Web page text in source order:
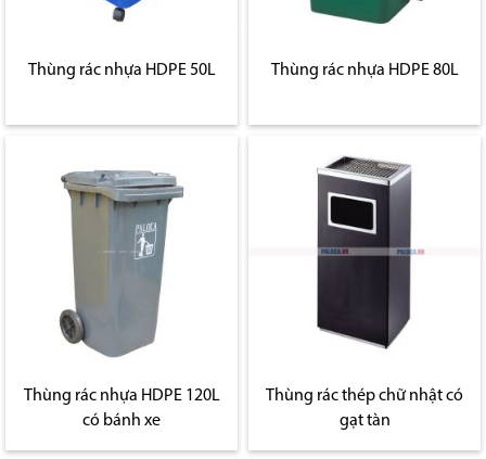
Thùng rác nhựa HDPE 50L Thùng rác nhựa HDPE 80L
Thùng rác nhựa HDPE 120L
có bánh xe
Thùng rác thép chữ nhật có
gạt tàn